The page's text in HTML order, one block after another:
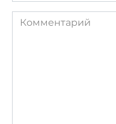
Комментарий